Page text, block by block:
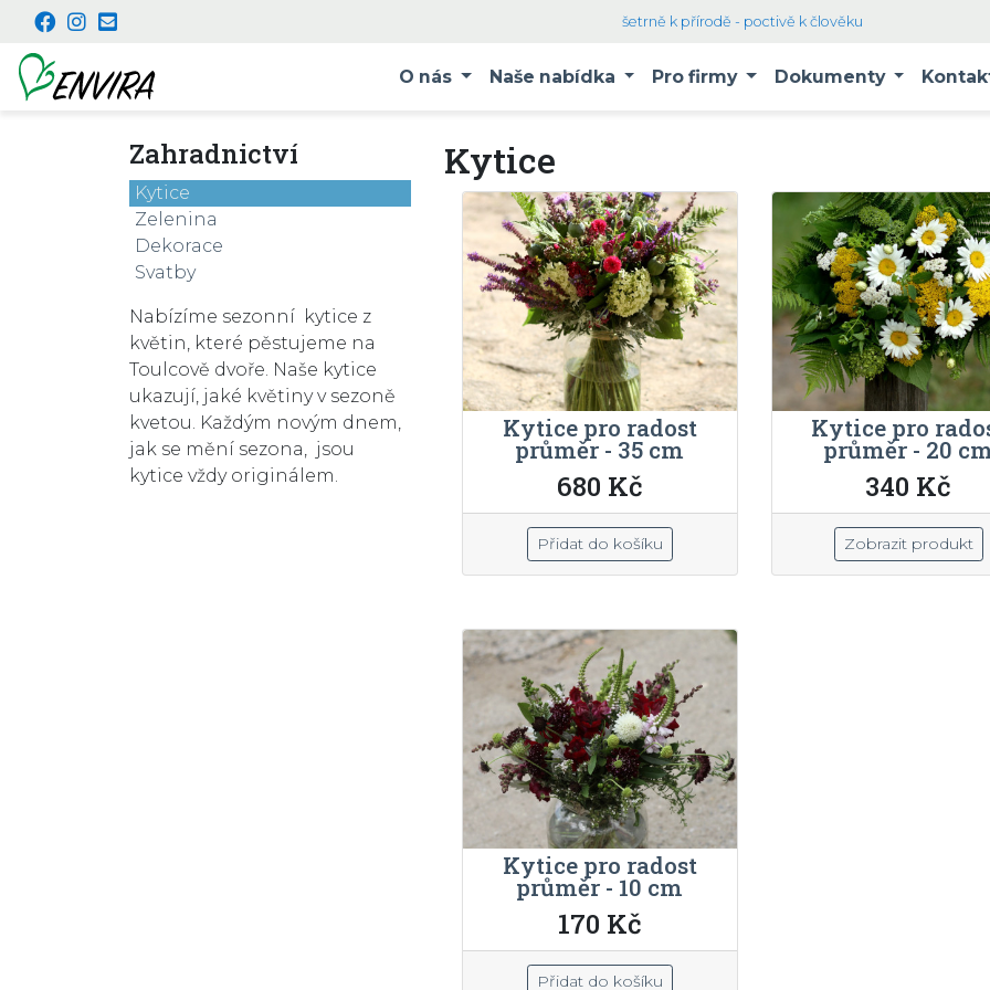
šetrně k přírodě - poctivě k člověku
O nás Naše nabídka Pro firmy Dokumenty
Zahradnictví
Kytice
Zelenina
Dekorace
Svatby
Nabízíme sezonní kytice z
květin, které pěstujeme na
Toulcově dvoře. Naše kytice
ukazují, jaké květiny v sezoně
kvetou. Každým novým dnem,
jak se mění sezona, jsou
kytice vždy originálem.
Kytice
Kytice pro radost
průměr - 35 cm
680 Kč
Přidat do košíku
Kytice pro
průměr - 20
340 Kč
Zobrazit produkt
Kytice pro radost
průměr - 10 cm
170 Kč
Přidat do košíku